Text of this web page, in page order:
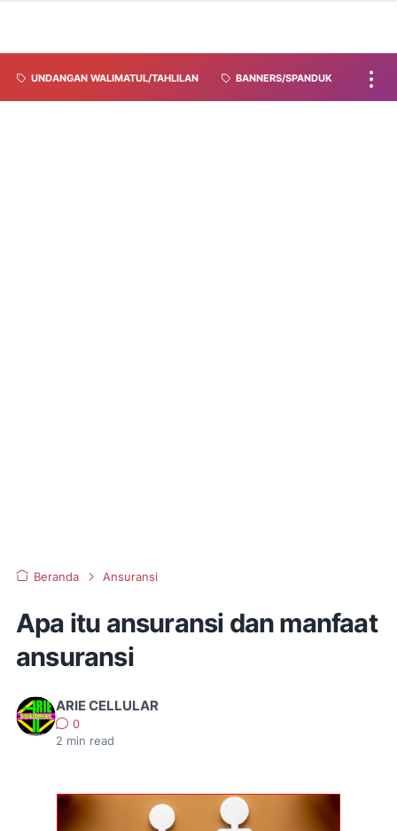
UNDANGAN WALIMATUL/TAHLILAN BANNERS/SPANDUK
Beranda Ansuransi
Apa itu ansuransi dan manfaat
ansuransi
ARIE CELLULAR
0
2 min read